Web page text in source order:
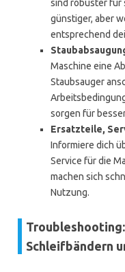
sind robuster für
günstiger, aber
entsprechend
Maschine eine
Staubsauger
sorgen für
Ersatzteile,
Informiere dich
Service für die
machen sich
Nutzung.
Schleifbändern